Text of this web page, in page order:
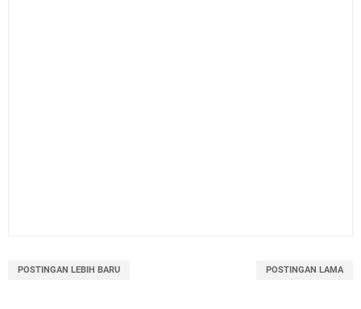
POSTINGAN LEBIH BARU POSTINGAN LAMA